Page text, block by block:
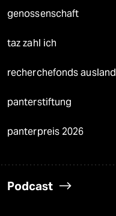
genossenschaft
taz zahl ich
recherchefonds ausland
panterstiftung
panterpreis 2026
Podcast